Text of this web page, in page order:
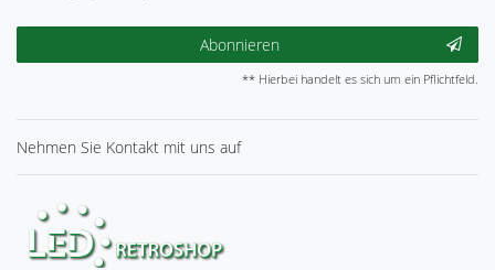
Abonnieren
** Hierbei handelt es sich um ein Pflichtfeld.
Nehmen Sie Kontakt mit uns auf